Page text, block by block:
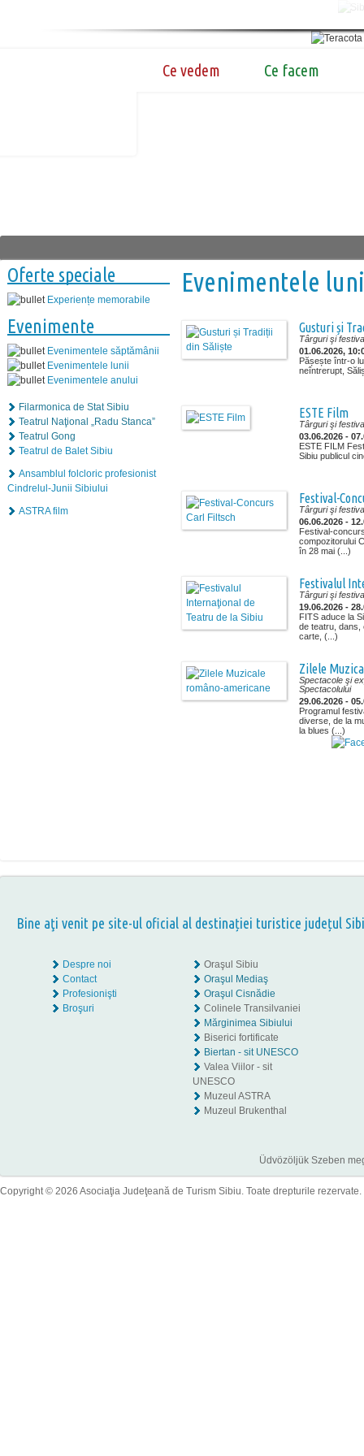
Ce vedem Ce facem
Oferte speciale
Experiențe memorabile
Evenimente
Evenimentele săptămânii
Evenimentele lunii
Evenimentele anului
Filarmonica de Stat Sibiu
Teatrul Naţional „Radu Stanca”
Teatrul Gong
Teatrul de Balet Sibiu
Ansamblul folcloric profesionist
Cindrelul-Junii Sibiului
ASTRA film
Evenimentele
Gusturi și
Târguri şi
01.06.2026,
Pășește într-o
neîntrerupt,
ESTE Film
Târguri şi
03.06.2026 -
ESTE FILM
Sibiu publicul
Festival-
Târguri şi
06.06.2026 -
Festival-
compozitorului
în 28 mai (...)
Festivalul
Târguri şi
19.06.2026 -
FITS aduce la
de teatru, dans,
carte, (...)
Zilele
Spectacole şi
Spectacolului
29.06.2026 -
Programul
diverse, de la
la blues (...)
Bine aţi venit pe site-ul oficial al destinației turistice județul
Despre noi
Contact
Profesionişti
Broşuri
Oraşul Sibiu
Oraşul Mediaş
Oraşul Cisnădie
Colinele Transilvaniei
Mărginimea Sibiului
Biserici fortificate
Biertan - sit UNESCO
Valea Viilor - sit
UNESCO
Muzeul ASTRA
Muzeul Brukenthal
Üdvözöljük Szeben
Copyright © 2026 Asociaţia Judeţeană de Turism Sibiu. Toate drepturile rezervate.